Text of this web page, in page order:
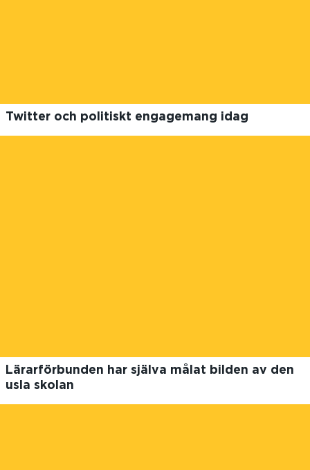
Twitter och politiskt engagemang idag
Lärarförbunden har själva målat bilden av den
usla skolan